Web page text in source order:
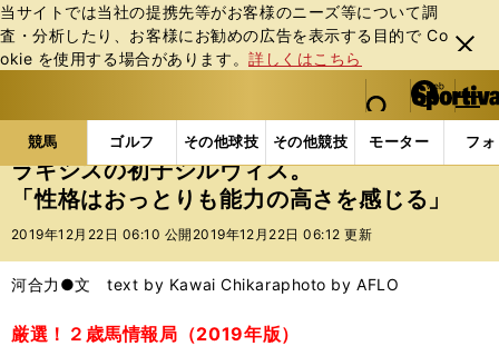
当サイトでは当社の提携先等がお客様のニーズ等について調
査・分析したり、お客様にお勧めの広告を表⽰する⽬的で Co
okie を使⽤する場合があります。詳しくはこちら
閉じ
る
web Sportiva (webスポルティーバ)
検索
マイペ
ー
ジ
メニュ
競馬 ゴルフ その他球技 その他競技 モーター フ
b
ス
ポ
ル
バ
競馬の記事一覧 競馬 ラキシスの初子シルヴィス。
ラキシスの初子シルヴィス。
「性格はおっとりも能力の高さを感じる」
2019年12月22日 06:10 公開 2019年12月22日 06:12 更新
河合力●文 text by Kawai Chikaraphoto by AFLO
厳選！２歳馬情報局（2019年版）